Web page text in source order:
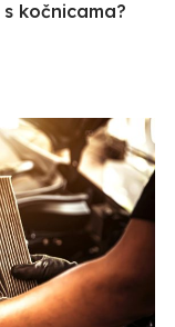
kočnicama?